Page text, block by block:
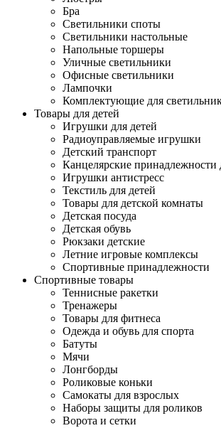
Бра
Светильники споты
Светильники настольные
Напольные торшеры
Уличные светильники
Офисные светильники
Лампочки
Комплектующие для
Товары для детей
Игрушки для детей
Радиоуправляемые игрушки
Детский транспорт
Канцелярские
Игрушки антистресс
Текстиль для детей
Товары для детской комнаты
Детская посуда
Детская обувь
Рюкзаки детские
Летние игровые комплексы
Спортивные принадлежности
Спортивные товары
Теннисные ракетки
Тренажеры
Товары для фитнеса
Одежда и обувь для спорта
Батуты
Мячи
Лонгборды
Роликовые коньки
Самокаты для взрослых
Наборы защиты для роликов
Ворота и сетки